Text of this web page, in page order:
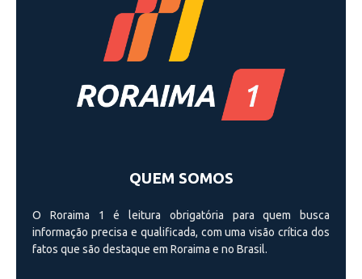
QUEM SOMOS
O Roraima 1 é leitura obrigatória para quem busca
informação precisa e qualificada, com uma visão crí­tica dos
fatos que são destaque em Roraima e no Brasil.